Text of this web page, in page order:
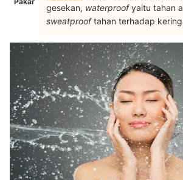
gesekan, waterproofyaitu tahan
sweatprooftahan terhadap